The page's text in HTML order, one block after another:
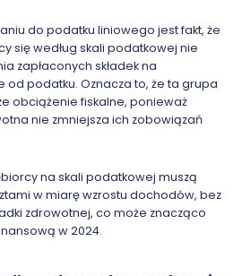
do podatku liniowego jest fakt, że
się według skali podatkowej nie
zapłaconych składek na
podatku. Oznacza to, że ta grupa
obciążenie fiskalne, ponieważ
nie zmniejsza ich zobowiązań
na skali podatkowej muszą
w miarę wzrostu dochodów, bez
zdrowotnej, co może znacząco
w 2024.